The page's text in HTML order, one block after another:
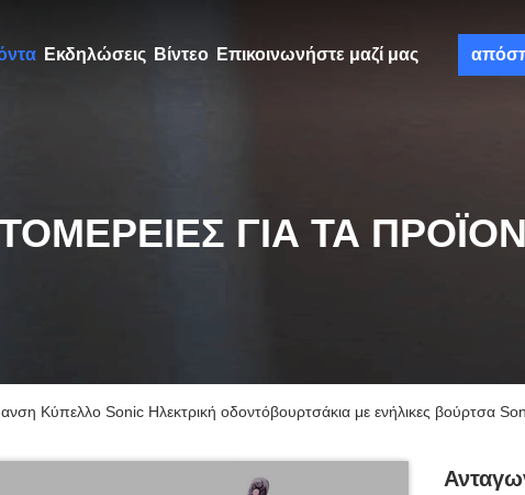
Εκδηλώσεις Βίντεο Επικοινωνήστε μαζί μας
ΓΙΑ ΤΑ
Κύπελλο Sonic Ηλεκτρική οδοντόβουρτσάκια με ενήλικες βούρτσα